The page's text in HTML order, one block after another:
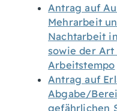
Antrag auf
Mehrarbeit
Nachtarbeit
sowie der
Arbeitstempo
Antrag auf
Abgabe/
gefährlichen